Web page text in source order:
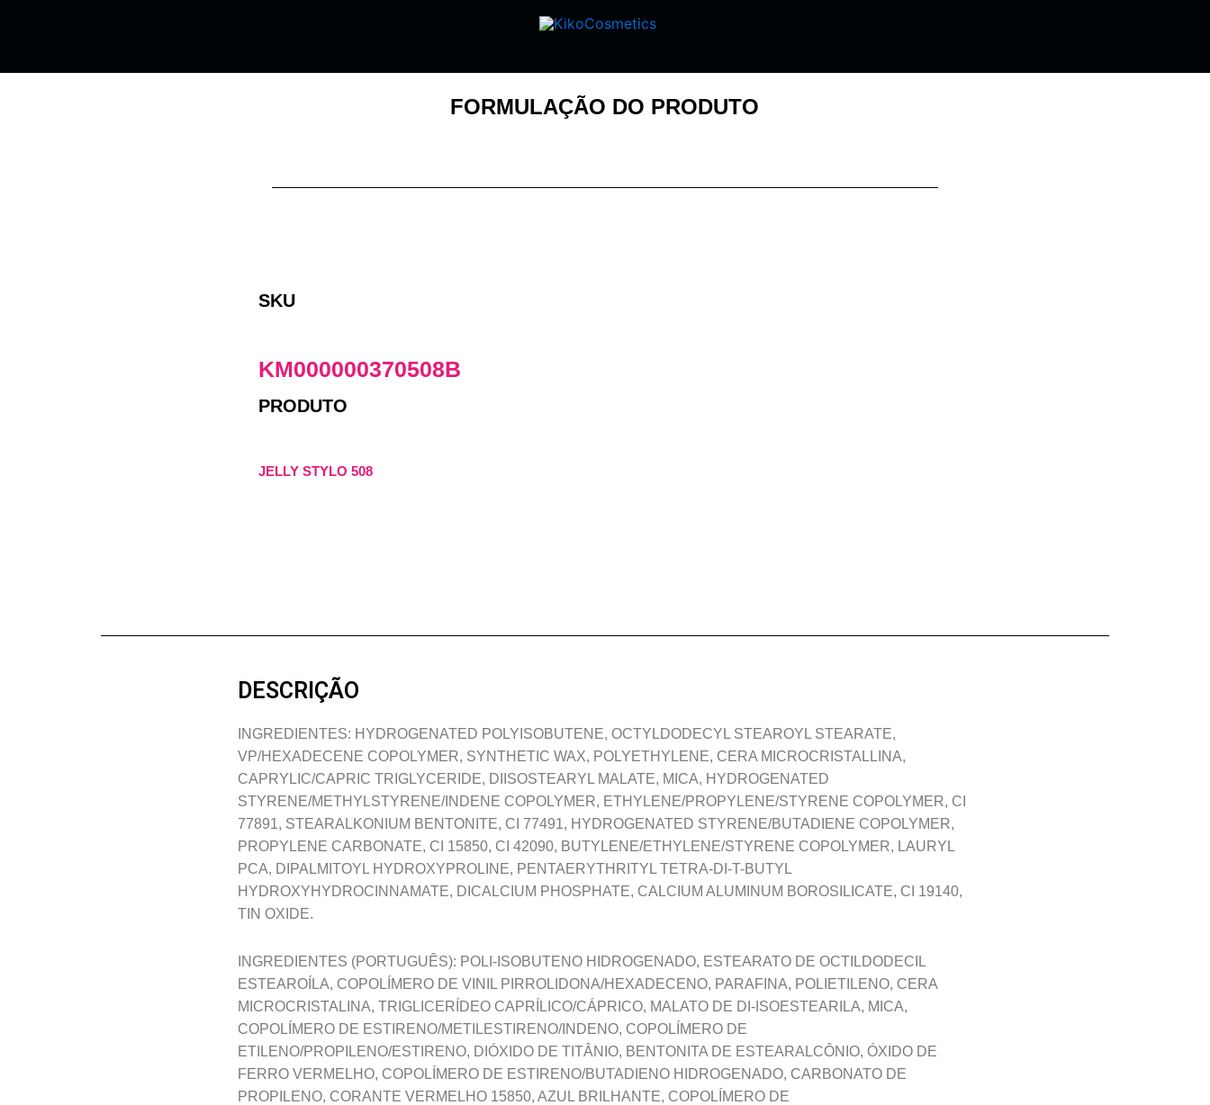
FORMULAÇÃO DO PRODUTO
SKU
KM000000370508B
PRODUTO
JELLY STYLO 508
DESCRIÇÃO
INGREDIENTES: HYDROGENATED POLYISOBUTENE, OCTYLDODECYL STEAROYL STEARATE,
VP/HEXADECENE COPOLYMER, SYNTHETIC WAX, POLYETHYLENE, CERA MICROCRISTALLINA,
CAPRYLIC/CAPRIC TRIGLYCERIDE, DIISOSTEARYL MALATE, MICA, HYDROGENATED
STYRENE/METHYLSTYRENE/INDENE COPOLYMER, ETHYLENE/PROPYLENE/STYRENE COPOLYMER, CI
77891, STEARALKONIUM BENTONITE, CI 77491, HYDROGENATED STYRENE/BUTADIENE COPOLYMER,
PROPYLENE CARBONATE, CI 15850, CI 42090, BUTYLENE/ETHYLENE/STYRENE COPOLYMER, LAURYL
PCA, DIPALMITOYL HYDROXYPROLINE, PENTAERYTHRITYL TETRA-DI-T-BUTYL
HYDROXYHYDROCINNAMATE, DICALCIUM PHOSPHATE, CALCIUM ALUMINUM BOROSILICATE, CI 19140,
TIN OXIDE.
INGREDIENTES (PORTUGUÊS): POLI-ISOBUTENO HIDROGENADO, ESTEARATO DE OCTILDODECIL
ESTEAROÍLA, COPOLÍMERO DE VINIL PIRROLIDONA/HEXADECENO, PARAFINA, POLIETILENO, CERA
MICROCRISTALINA, TRIGLICERÍDEO CAPRÍLICO/CÁPRICO, MALATO DE DI-ISOESTEARILA, MICA,
COPOLÍMERO DE ESTIRENO/METILESTIRENO/INDENO, COPOLÍMERO DE
ETILENO/PROPILENO/ESTIRENO, DIÓXIDO DE TITÂNIO, BENTONITA DE ESTEARALCÔNIO, ÓXIDO DE
FERRO VERMELHO, COPOLÍMERO DE ESTIRENO/BUTADIENO HIDROGENADO, CARBONATO DE
PROPILENO, CORANTE VERMELHO 15850, AZUL BRILHANTE, COPOLÍMERO DE